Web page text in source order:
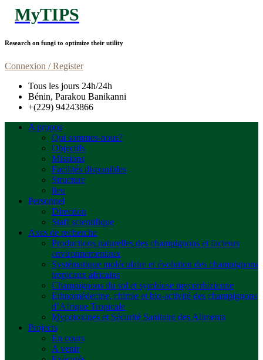
MyTIPS
Research on fungi to optimize their utility
Connexion / Register
Tous les jours 24h/24h
Bénin, Parakou Banikanni
+(229) 94243866
A propos
Qui sommes-nous?
Objectifs
Missions
Facilités disponibles
Structure
lieu
Personnel
Direction
Staff scientifique
Axes de recherche
Productions naturelles des champignons et facteurs
environnementaux
Systématique moléculaire et évolution des champignons
tropicaux africains
Champignons du sol et symbiose mycorrhizienne
Ethnomédecine, chimie et bio-activité des champignons
d’Afrique Tropicale
Mycotoxines et Sécurité Sanitaire des Aliments
Projects
En cours
A venir